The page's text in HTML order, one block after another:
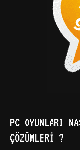
PC OYUNLARI
ÇÖZÜMLERI ?